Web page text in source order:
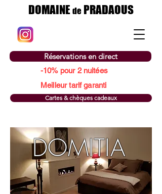
DOMAINEdePRADAOUS
Réservations en direct
Meilleur tarif garanti
Cartes & chèques cadeaux
-10% pour 2 nuitées
DOMITIA